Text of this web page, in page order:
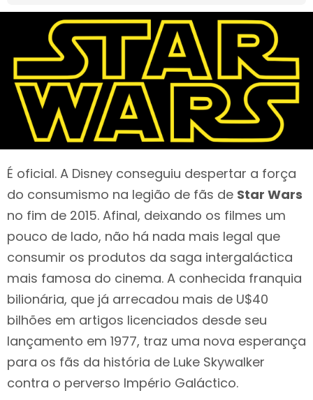
É oficial. A Disney conseguiu despertar a força
do consumismo na legião de fãs de Star Wars
no fim de 2015. Afinal, deixando os filmes um
pouco de lado, não há nada mais legal que
consumir os produtos da saga intergaláctica
mais famosa do cinema. A conhecida franquia
bilionária, que já arrecadou mais de U$40
bilhões em artigos licenciados desde seu
lançamento em 1977, traz uma nova esperança
para os fãs da história de Luke Skywalker
contra o perverso Império Galáctico.